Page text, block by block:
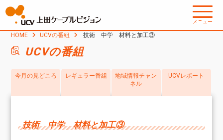
メニュー
HOME UCVの番組 技術 中学 材料と加工③
UCVの番組
今月の見どころ レギュラー番組
地域情報チャン
ネル
UCVレポート
技術 中学 材料と加工③